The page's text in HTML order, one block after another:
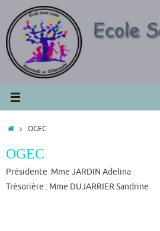
contenu
Accueil
OGEC
OGEC
Présidente :Mme JARDIN Adelina
Trésorière : Mme DUJARRIER Sandrine